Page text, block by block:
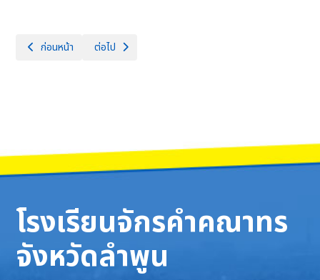
เนื้อหาก่อนหน้า: English for Further Inspiration วันที่ 2-4 ตุลาคม
ก่อนหน้า เนื้อหาถัดไป: การพิจารณาคัดเลือกนักเรียนทุนการศึกษา
ต่อไป
โรงเรียนจักรคำคณาทร
จังหวัดลำพูน